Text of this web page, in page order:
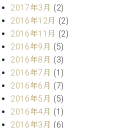
ホ
フ
マ
ン
ヴ
ィ
ジ
ョ
ン
C.BECHSTEIN
拶
技
者
紹
介
展示
情報
【ユ
ーロ
ピア
ノ特
2017年3月 (2)
2016年12月 (2)
2016年11月 (2)
2016年9月 (5)
2016年8月 (3)
2016年7月 (1)
2016年6月 (7)
2016年5月 (5)
2016年4月 (1)
2016年3月 (6)